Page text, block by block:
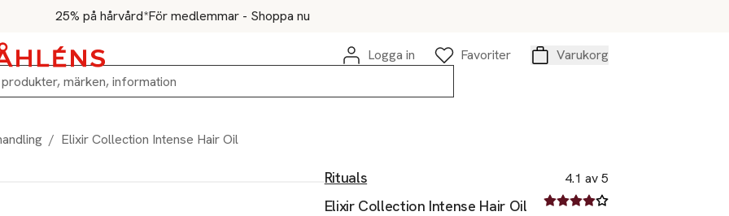
25% på hårvård*För medlemmar - Shoppa nu
Logga in
Favoriter
Varukorg
/ Elixir Collection Intense Hair Oil
Rituals
Elixir Collection Intense Hair Oil
4.1 av 5
4.1 av fem stjärnor